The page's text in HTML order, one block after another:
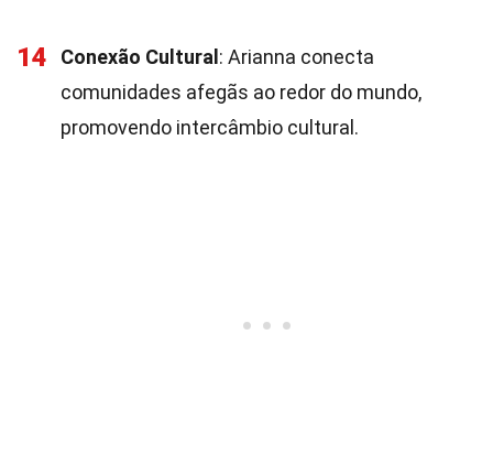
14 Conexão Cultural : Arianna conecta
comunidades afegãs ao redor do mundo,
promovendo intercâmbio cultural.